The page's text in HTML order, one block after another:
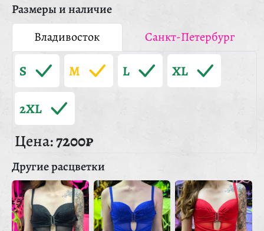
Размеры и наличие
Владивосток
Санкт-Петербург
S M L XL
2XL
Цена:7200₽
Другие расцветки